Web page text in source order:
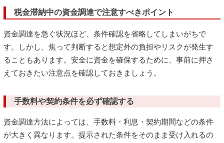
税金滞納中の資金調達で注意すべきポイント
資金調達を急ぐ状況ほど、条件確認を省略してしまいがちで
す。しかし、焦って判断すると想定外の負担やリスクが発生す
ることもあります。安全に資金を確保するために、事前に押さ
えておきたい注意点を確認しておきましょう。
手数料や契約条件を必ず確認する
資金調達方法によっては、手数料・利息・契約期間などの条件
が大きく異なります。提示された条件をそのまま受け入れるの